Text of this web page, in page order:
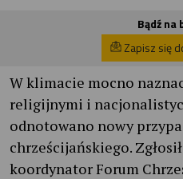
Bądź na
Zapisz się
W klimacie mocno
religijnymi i
odnotowano nowy
chrześcijańskiego.
koordynator Forum